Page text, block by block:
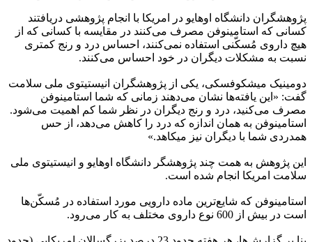
پژوهشگران دانشگاه اوهایو در امریکا با انجام پژوهشی دریافتند
کسانی که استامینوفن مصرف می‌کنند در مقایسه با کسانی که از
هیچ داروی مُسکّنی استفاده نمی‌کنند، احساس درد و رنج کمتری
نسبت به مشکلات دیگران در خود احساس می‌کنند.
دومینیک میشکوفسکی، یکی از پژوهشگران انیستیتوی ملی سلامت
گفت: «این یافته‌ها نشان می‌دهند زمانی که شما استامینوفن
مصرف می‌کنید، درد و رنج دیگران در نظر شما کم اهمیت می‌شود.
استامینوفن به همان اندازه که درد را کاهش می‌دهد، از حس
همدردی شما با دیگران نیز می‎کاهد.»
این پژوهش به همت چند پژوهشگر دانشگاه اوهایو و انیستیتوی ملی
سلامت امریکا انجام شده است.
استامینوفن که شایع‌ترین ماده دارویی مورد استفاده در مُسکّن‌ها
است در بیش از 600 نوع داروی مختلف به کار می‌رود.